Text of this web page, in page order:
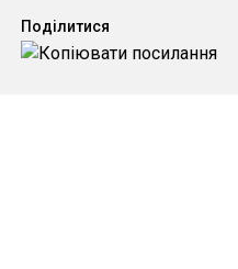
Поділитися